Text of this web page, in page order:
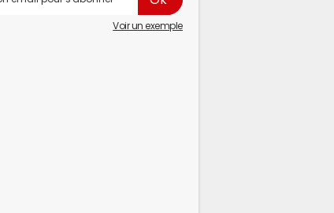
Voir un exemple